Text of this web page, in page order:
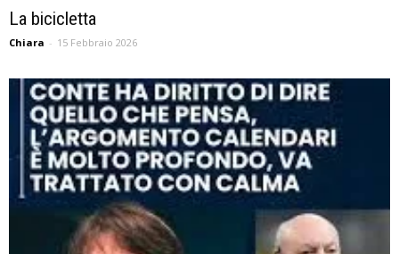
La bicicletta
Chiara - 15 Febbraio 2026